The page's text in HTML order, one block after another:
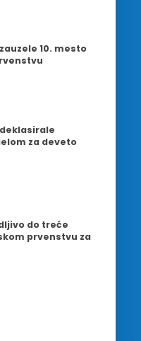
10. mesto
za deveto
do treće
prvenstvu za